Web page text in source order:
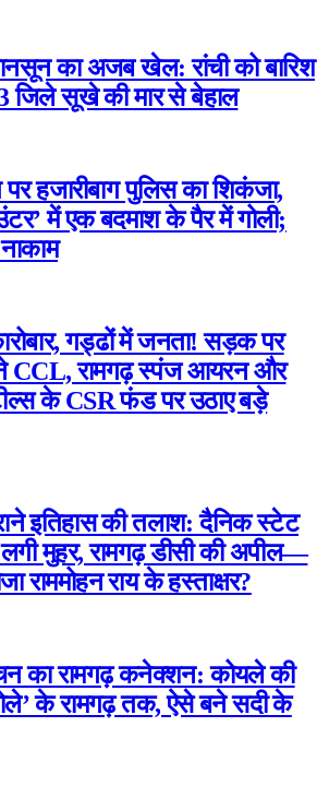
का अजब खेल: रांची को बारिश
जिले सूखे की मार से बेहाल
हजारीबाग पुलिस का शिकंजा,
में एक बदमाश के पैर में गोली;
गड्ढों में जनता! सड़क पर
CCL, रामगढ़ स्पंज आयरन और
के CSR फंड पर उठाए बड़े
इतिहास की तलाश: दैनिक स्टेट
मुहर, रामगढ़ डीसी की अपील—
राममोहन राय के हस्ताक्षर?
का रामगढ़ कनेक्शन: कोयले की
के रामगढ़ तक, ऐसे बने सदी के